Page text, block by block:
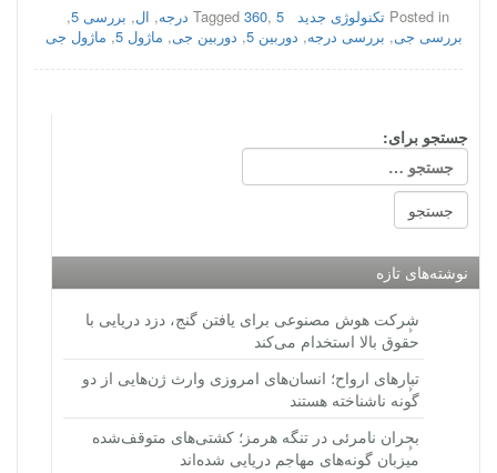
Posted in تکنولوژی جدید Tagged 360, 5 درجه , ال‌, بررسی 5
,
بررسی جی, بررسی درجه, دوربین 5 , دوربین جی, ماژول 5 , ماژول جی
جستجو برای:
نوشته‌های تازه
شرکت هوش مصنوعی برای یافتن گنج، دزد دریایی با
حقوق بالا استخدام می‌کند
تبارهای ارواح؛ انسان‌های امروزی وارث ژن‌هایی از دو
گونه ناشناخته هستند
بحران نامرئی در تنگه هرمز؛ کشتی‌های متوقف‌شده
میزبان گونه‌های مهاجم دریایی شده‌اند